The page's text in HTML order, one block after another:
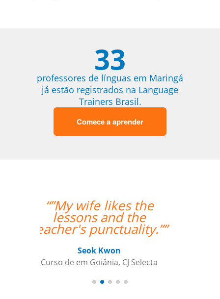
33
professores de línguas em Maringá
já estão registrados na Language
Trainers Brasil.
Comece a aprender
“”Working with Jane
was fantastic. ””
Kiernan Hogan
Curso de Português em Belo
Horizonte